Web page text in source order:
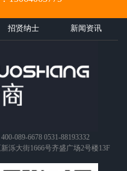
招贤纳士 新闻资讯
089-6678 0531-88193332
泺大街1666号齐盛广场2号楼13F